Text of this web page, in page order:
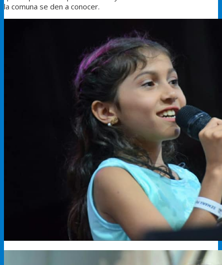
la comuna se den a conocer.